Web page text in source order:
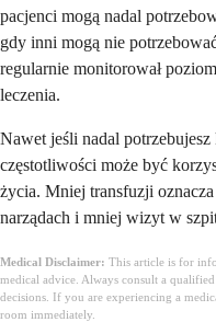
pacjenci mogą nadal
gdy inni mogą nie
regularnie monitorował
leczenia.
Nawet jeśli nadal
częstotliwości może być
życia. Mniej transfuzji
narządach i mniej wizyt w
Medical Disclaimer: This article is for
medical advice. Always consult a
decisions. If you are experiencing a
room immediately.